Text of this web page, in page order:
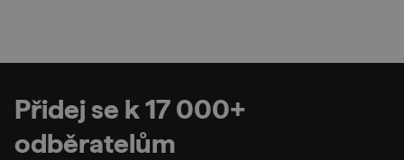
Přidej se k 17 000+
odběratelům